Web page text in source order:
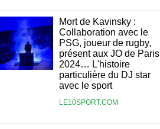
Mort de Kavinsky :
Collaboration avec le
PSG, joueur de rugby,
présent aux JO de Paris
2024… L'histoire
particulière du DJ star
avec le sport
LE10SPORT.COM